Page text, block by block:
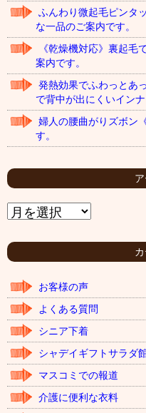
ふんわり微起毛ピンタ
な一品のご案内です。
《乾燥機対応》裏起毛
案内です。
発熱効果でふわっとあ
で背中が出にくいインナ
婦人の腰曲がりズボン
す。
ア
ー
イ
お客様の声
よくある質問
シニア下着
シャデイギフトサラダ
マスコミでの報道
介護に便利な衣料